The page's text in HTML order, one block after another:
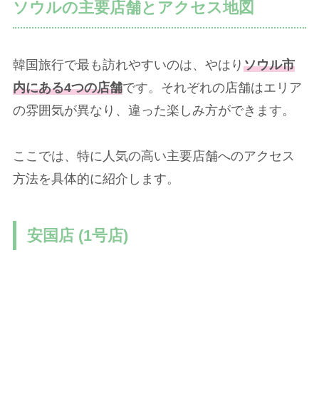
ソウルの主要店舗とアクセス地図
韓国旅行で最も訪れやすいのは、やはり ソウル市
内にある4つの店舗です。それぞれの店舗はエリア
の雰囲気が異なり、違った楽しみ方ができます。
ここでは、特に人気の高い主要店舗へのアクセス
方法を具体的に紹介します。
安国店 (1号店)